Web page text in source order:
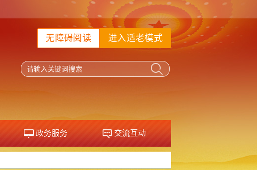
进入适老模式
无障碍阅读
政务服务 交流互动